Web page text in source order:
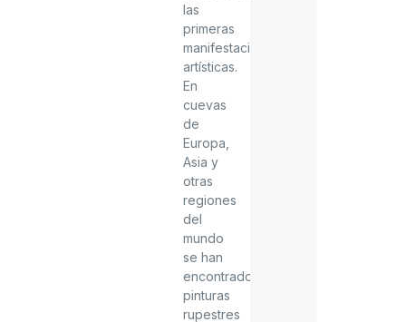
las
primeras
manifestaciones
artísticas.
En
cuevas
de
Europa,
Asia y
otras
regiones
del
mundo
se han
encontrado
pinturas
rupestres